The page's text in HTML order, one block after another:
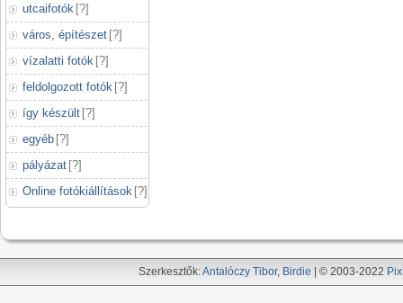
utcaifotók [?]
város, építészet [?]
vízalatti fotók [?]
feldolgozott fotók [?]
így készült [?]
egyéb [?]
pályázat [?]
Online fotókiállítások [?]
Szerkesztők:Antalóczy Tibor, Birdie | © 2003-2022